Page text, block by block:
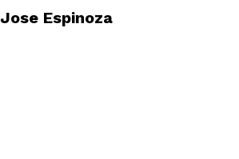
Jose Espinoza